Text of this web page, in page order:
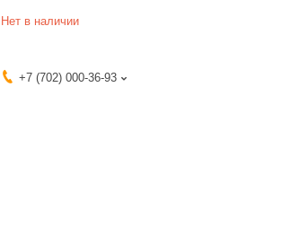
Нет в наличии
+7 (702) 000-36-93